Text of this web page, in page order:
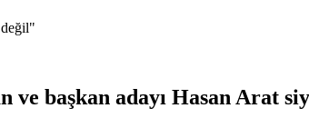
ve başkan adayı Hasan Arat